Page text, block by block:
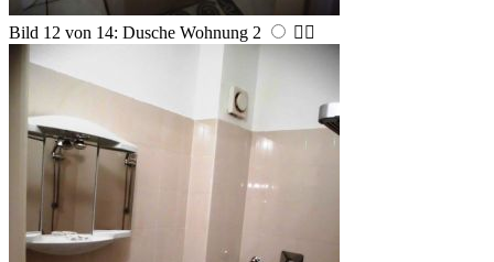
Bild 12 von 14: Dusche Wohnung 2  